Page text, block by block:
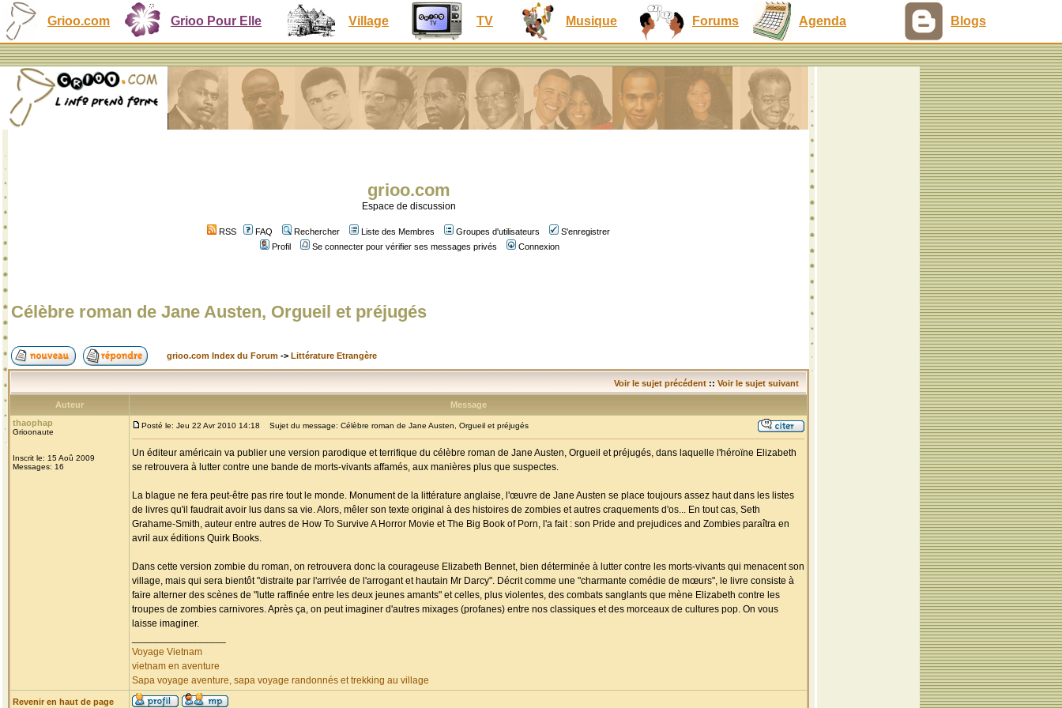
Grioo.com Grioo Pour Elle Village TV Musique Forums Agenda Blogs
grioo.com
Espace de discussion
RSS FAQ Rechercher Liste des Membres Groupes d'utilisateurs
S'enregistrer
Profil
Se connecter pour vérifier ses messages privés Connexion
Célèbre roman de Jane Austen, Orgueil et préjugés
grioo.com Index du Forum -> Littérature Etrangère
Voir le sujet précédent :: Voir le sujet suivant
Auteur
Message
thaophap
Grioonaute
Inscrit le: 15 Aoû 2009
Messages: 16
Posté le: Jeu 22 Avr 2010 14:18 Sujet du message: Célèbre roman de Jane Austen, Orgueil et préjugés
Un éditeur américain va publier une version parodique et terrifique du célèbre roman de Jane Austen, Orgueil et préjugés, dans laquelle l'héroïne Elizabeth
se retrouvera à lutter contre une bande de morts-vivants affamés, aux manières plus que suspectes.
La blague ne fera peut-être pas rire tout le monde. Monument de la littérature anglaise, l'œuvre de Jane Austen se place toujours assez haut dans les listes
de livres qu'il faudrait avoir lus dans sa vie. Alors, mêler son texte original à des histoires de zombies et autres craquements d'os... En tout cas, Seth
Grahame-Smith, auteur entre autres de How To Survive A Horror Movie et The Big Book of Porn, l'a fait : son Pride and prejudices and Zombies paraîtra en
avril aux éditions Quirk Books.
Dans cette version zombie du roman, on retrouvera donc la courageuse Elizabeth Bennet, bien déterminée à lutter contre les morts-vivants qui menacent son
village, mais qui sera bientôt "distraite par l'arrivée de l'arrogant et hautain Mr Darcy". Décrit comme une "charmante comédie de mœurs", le livre consiste à
faire alterner des scènes de "lutte raffinée entre les deux jeunes amants" et celles, plus violentes, des combats sanglants que mène Elizabeth contre les
troupes de zombies carnivores. Après ça, on peut imaginer d'autres mixages (profanes) entre nos classiques et des morceaux de cultures pop. On vous
laisse imaginer.
Voyage Vietnam
vietnam en aventure
Sapa voyage aventure, sapa voyage randonnés et trekking au village
Revenir en haut de page